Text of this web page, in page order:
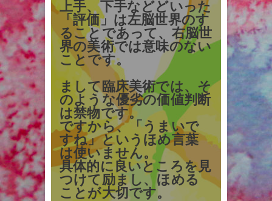
上手、下手などどいった
「評価」は左脳世界のす
ることであって、右脳世
界の美術では意味のない
ことです。
まして臨床美術では、そ
のような優劣の価値判断
は禁物です。
ですから、「うまいで
すね」というほめ言葉
は使いません。
具体的に良いところを見
つけて励まし、ほめる
ことが大切です。